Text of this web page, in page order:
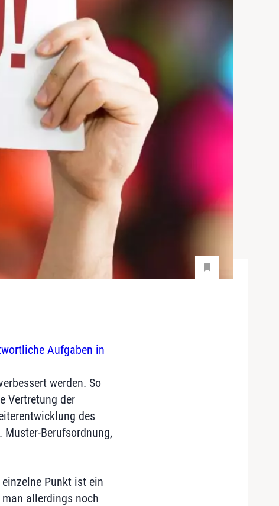
Aufgaben in
werden. So
Vertretung der
des
Berufsordnung,
Punkt ist ein
allerdings noch